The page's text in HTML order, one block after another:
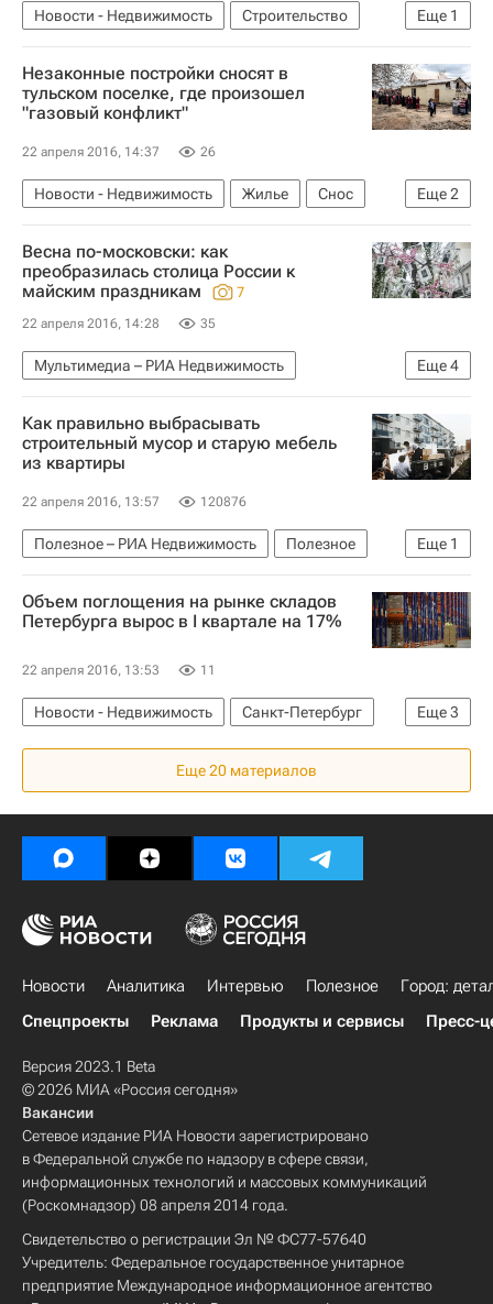
Еще 1
Новости - Недвижимость
Строительство
Россия
Незаконные постройки сносят в
тульском поселке, где произошел
"газовый конфликт"
22 апреля 2016, 14:37 26
Еще2
Новости - Недвижимость Жилье
Снос
Тульская область
Россия
Весна по-московски: как
преобразилась столица России к
майским праздникам
7
22 апреля 2016, 14:28 35
Еще4
Мультимедиа – РИА Недвижимость
Мультимедиа
Москва
Благоустройство
Россия
Как правильно выбрасывать
строительный мусор и старую мебель
из квартиры
22 апреля 2016, 13:57 120876
Еще 1
Полезное – РИА Недвижимость
Полезное
Жилье
Объем поглощения на рынке складов
Петербурга вырос в I квартале на 17%
22 апреля 2016, 13:53 11
Еще3
Новости - Недвижимость
Санкт-Петербург
Коммерческая недвижимость
Склады
Еще 20 материалов
Новости Аналитика Интервью Полезное
Город:
Спецпроекты
Реклама Продукты и сервисы Пресс-
Версия 2023.1 Beta
© 2026 МИА «Россия сегодня»
Вакансии
Сетевое издание РИА Новости зарегистрировано
в Федеральной службе по надзору в сфере связи,
информационных технологий и массовых коммуникаций
(Роскомнадзор) 08 апреля 2014 года.
Свидетельство о регистрации Эл № ФС77-57640
Учредитель: Федеральное государственное унитарное
предприятие Международное информационное агентство